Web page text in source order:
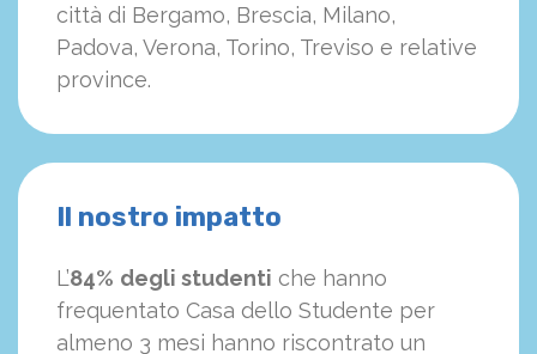
città di Bergamo, Brescia, Milano,
Padova, Verona, Torino, Treviso e relative
province.
Il nostro impatto
L’84% degli studenti che hanno
frequentato Casa dello Studente per
almeno 3 mesi hanno riscontrato un